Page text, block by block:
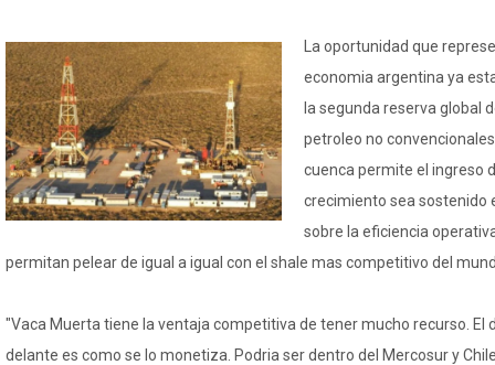
La oportunidad que
economia argentina ya
la segunda reserva global
petroleo no
cuenca permite el ingreso
crecimiento sea sostenido
sobre la eficiencia
permitan pelear de igual a igual con el shale mas competitivo del
"Vaca Muerta tiene la ventaja competitiva de tener mucho recurso. El
delante es como se lo monetiza. Podria ser dentro del Mercosur y